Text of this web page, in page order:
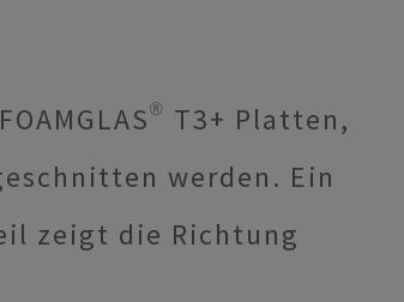
T3+ Platten,
werden. Ein
zeigt die Richtung